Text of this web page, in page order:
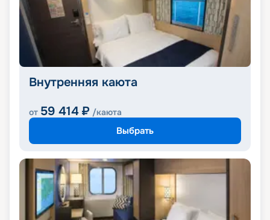
Внутренняя каюта
от 59 414 ₽ /каюта
Выбрать